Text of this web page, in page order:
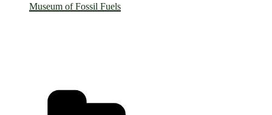
Museum of Fossil Fuels